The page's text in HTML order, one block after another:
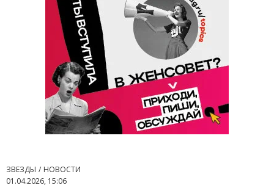
ЗВЕЗДЫ
НОВОСТИ
01.04.2026, 15:06